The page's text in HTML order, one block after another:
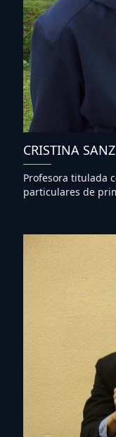
CRISTINA SANZ
Profesora titulada
particulares de